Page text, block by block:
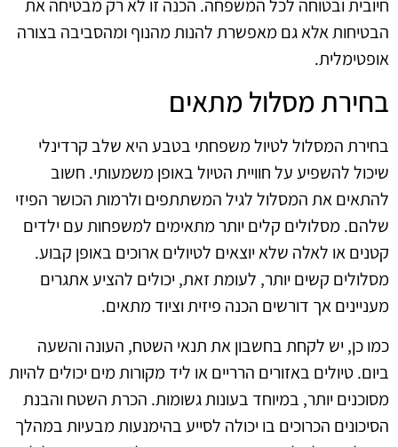
חיובית ובטוחה לכל המשפחה. הכנה זו לא רק מבטיחה את
הבטיחות אלא גם מאפשרת להנות מהנוף ומהסביבה בצורה
אופטימלית.
בחירת מסלול מתאים
בחירת המסלול לטיול משפחתי בטבע היא שלב קרדינלי
שיכול להשפיע על חוויית הטיול באופן משמעותי. חשוב
להתאים את המסלול לגיל המשתתפים ולרמות הכושר הפיזי
שלהם. מסלולים קלים יותר מתאימים למשפחות עם ילדים
קטנים או לאלה שלא יוצאים לטיולים ארוכים באופן קבוע.
מסלולים קשים יותר, לעומת זאת, יכולים להציע אתגרים
מעניינים אך דורשים הכנה פיזית וציוד מתאים.
כמו כן, יש לקחת בחשבון את תנאי השטח, העונה והשעה
ביום. טיולים באזורים הרריים או ליד מקורות מים יכולים להיות
מסוכנים יותר, במיוחד בעונות גשומות. הכרת השטח והבנת
הסיכונים הכרוכים בו יכולה לסייע בהימנעות מבעיות במהלך